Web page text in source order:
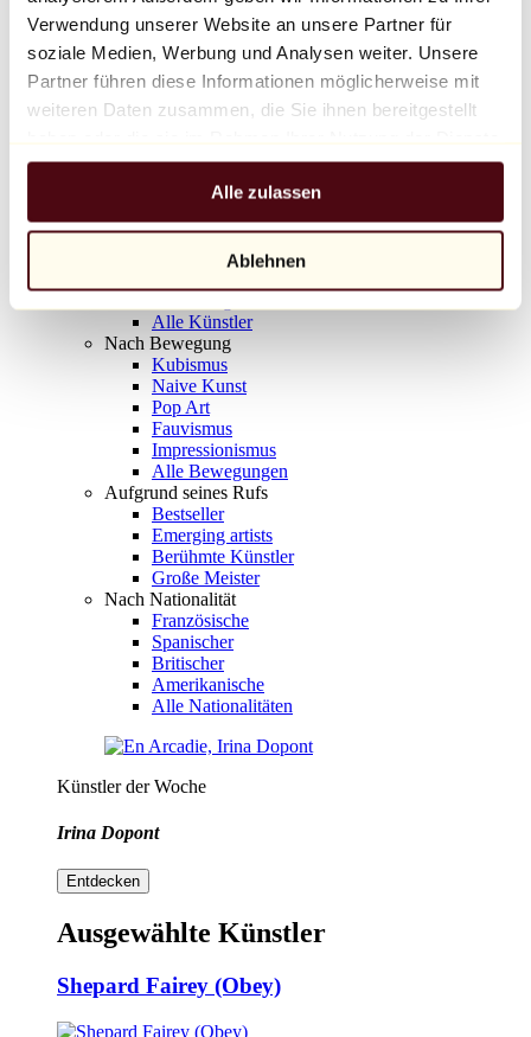
Verwendung unserer Website an unsere Partner für
soziale Medien, Werbung und Analysen weiter. Unsere
Partner führen diese Informationen möglicherweise mit
weiteren Daten zusammen, die Sie ihnen bereitgestellt
gesammelt haben.
Alle zulassen
Ablehnen
Balloon Dog (Orange)
Jeff Koons
10.000 €
Entdecken
Alle Bildhauer
Alle Fotografen
Alle Künstler
Nach Bewegung
Kubismus
Naive Kunst
Pop Art
Fauvismus
Impressionismus
Alle Bewegungen
Aufgrund seines Rufs
Bestseller
Emerging artists
Berühmte Künstler
Große Meister
Nach Nationalität
Französische
Spanischer
Britischer
Amerikanische
Alle Nationalitäten
Künstler der Woche
Irina Dopont
Entdecken
Ausgewählte Künstler
Shepard Fairey (Obey)